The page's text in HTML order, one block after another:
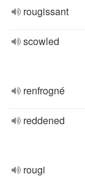
rougissant
scowled
renfrogné
reddened
rougi